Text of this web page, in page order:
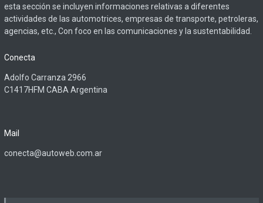
esta sección se incluyen informaciones relativas a diferentes
actividades de las automotrices, empresas de transporte, petroleras,
agencias, etc., Con foco en las comunicaciones y la sustentabilidad.
Conecta
Adolfo Carranza 2966
C1417HFM CABA Argentina
Mail
conecta@autoweb.com.ar